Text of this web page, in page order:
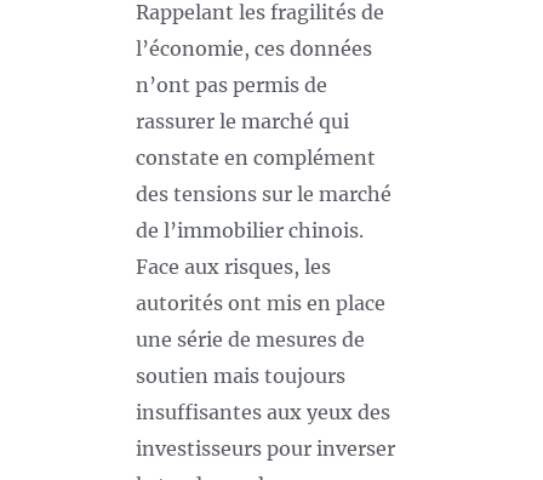
Rappelant les fragilités de
l’économie, ces données
n’ont pas permis de
rassurer le marché qui
constate en complément
des tensions sur le marché
de l’immobilier chinois.
Face aux risques, les
autorités ont mis en place
une série de mesures de
soutien mais toujours
insuffisantes aux yeux des
investisseurs pour inverser